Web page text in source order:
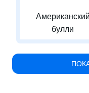
Американский
булли